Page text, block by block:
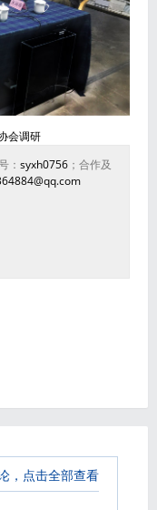
会调研
： syxh0756；合作及